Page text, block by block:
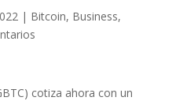
| Bitcoin, Business,
cotiza ahora con un